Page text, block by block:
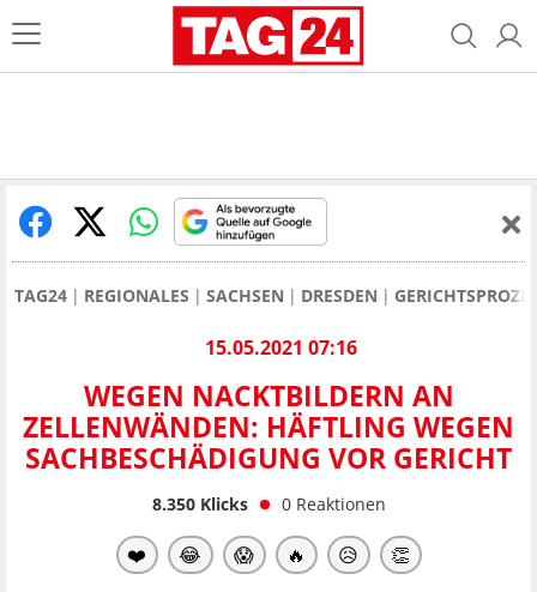
TAG24 REGIONALES SACHSEN DRESDEN
15.05.2021 07:16
WEGEN NACKTBILDERN AN
ZELLENWÄNDEN: HÄFTLING WEGEN
SACHBESCHÄDIGUNG VOR GERICHT
8.350Klicks 0 Reaktionen
❤️ 😂 😱 🔥 😥 👏